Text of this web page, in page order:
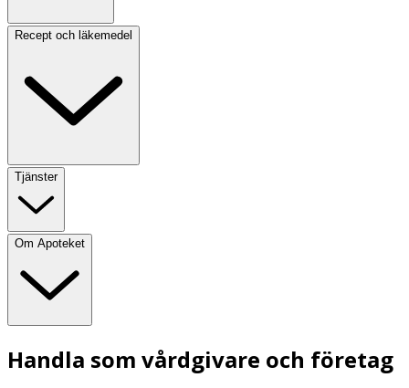
Recept och läkemedel
Tjänster
Om Apoteket
Handla som vårdgivare och företag